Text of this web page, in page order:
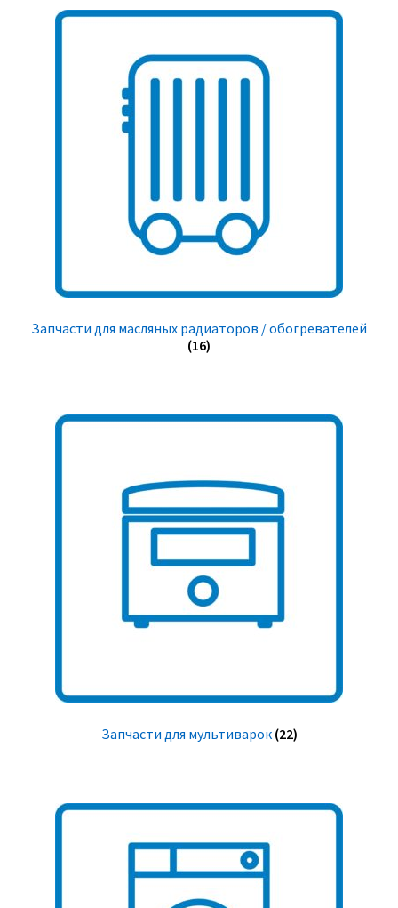
Запчасти для масляных радиаторов / обогревателей
(16)
Запчасти для мультиварок (22)